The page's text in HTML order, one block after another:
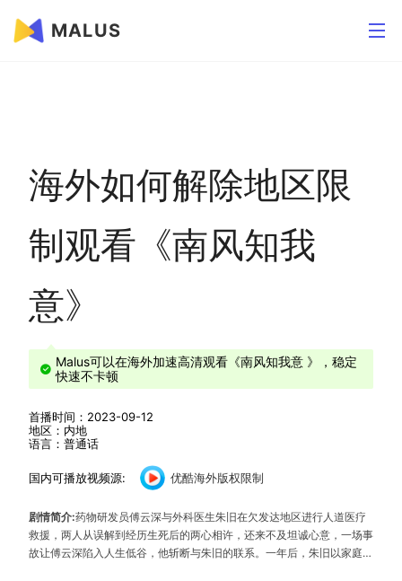
MALUS
海外如何解除地区限
制观看《南风知我
意》
Malus可以在海外加速高清观看《南风知我意 》，稳定
快速不卡顿
首播时间：2023-09-12
地区：内地
语言：普通话
国内可播放视频源: 优酷海外版权限制
剧情简介:药物研发员傅云深与外科医生朱旧在欠发达地区进行人道医疗
救援，两人从误解到经历生死后的两心相许，还来不及坦诚心意，一场事
故让傅云深陷入人生低谷，他斩断与朱旧的联系。一年后，朱旧以家庭医